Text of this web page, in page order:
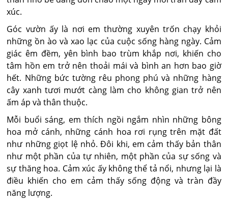
xúc.
Góc vườn ấy là nơi em thường xuyên trốn chạy khỏi
những ồn ào và xao lạc của cuộc sống hàng ngày. Cảm
giác êm đềm, yên bình bao trùm khắp nơi, khiến cho
tâm hồn em trở nên thoải mái và bình an hơn bao giờ
hết. Những bức tường rêu phong phú và những hàng
cây xanh tươi mướt càng làm cho không gian trở nên
ấm áp và thân thuộc.
Mỗi buổi sáng, em thích ngồi ngắm nhìn những bông
hoa mở cánh, những cánh hoa rơi rụng trên mặt đất
như những giọt lệ nhỏ. Đôi khi, em cảm thấy bản thân
như một phần của tự nhiên, một phần của sự sống và
sự thăng hoa. Cảm xúc ấy không thể tả nổi, nhưng lại là
điều khiến cho em cảm thấy sống động và tràn đầy
năng lượng.